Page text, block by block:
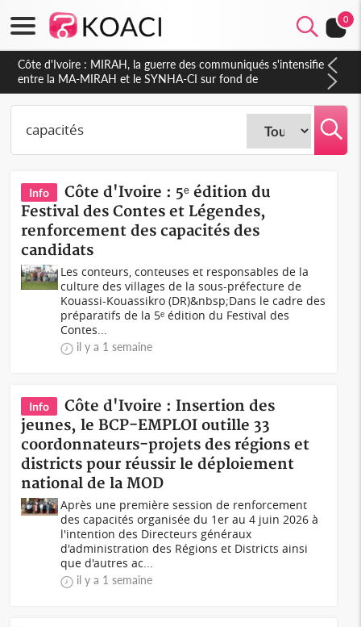
0
Côte d'Ivoire : Indépendance 2026, Thiam plaide pour un
environnement démocratique plus apaisé
Info
Côte d'Ivoire : 5ᵉ édition du
Festival des Contes et Légendes,
renforcement des capacités des
candidats
Les conteurs, conteuses et responsables de la
culture des villages de la sous-préfecture de
Kouassi-Kouassikro (DR)&nbsp;Dans le cadre des
préparatifs de la 5ᵉ édition du Festival des
Contes...
il y a 1 semaine
Info
Côte d'Ivoire : Insertion des
jeunes, le BCP-EMPLOI outille 33
coordonnateurs-projets des régions et
districts pour réussir le déploiement
national de la MOD
Après une première session de renforcement
des capacités organisée du 1er au 4 juin 2026 à
l'intention des Directeurs généraux
d'administration des Régions et Districts ainsi
que d'autres ac...
il y a 1 semaine